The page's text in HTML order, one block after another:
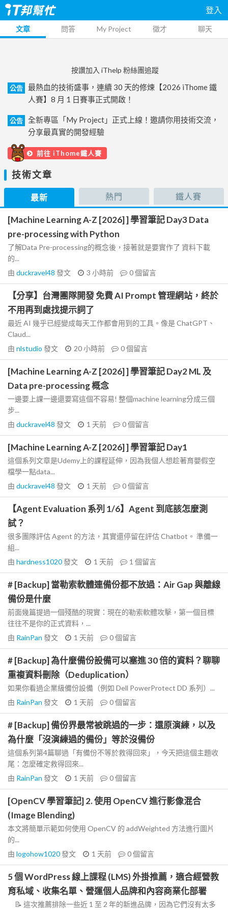
登入
文章 問答 My Project 徵才 聊天
按讚加入 iThelp 粉絲團追蹤
公告
最熱血的技術盛事，連續 30 天的修煉【2026 iThome 鐵
人賽】8 月 1 日賽事正式開啟！
公告
全新專區「My Project」正式上線！邀請你用技術交流，
分享最真實的開發經驗
前往 iThome鐵人賽
技術文章
最新 熱門 鐵人賽
[Machine Learning A-Z [2026] ] 學習筆記 Day3 Data
pre-processing with Python
了解Data Pre-processing的概念後，接著就是要實作了 資料下載
的...
由 duckravel48 發文 3 小時前 0個留言
【分享】台灣團隊開發 免費 AI Prompt 管理網站，終於
不用再到處找提示詞了
最近 AI 幾乎已經變成每天工作都會用到的工具。像是 ChatGPT、
Claud...
由 nlstudio 發文 20 小時前 0個留言
[Machine Learning A-Z [2026] ] 學習筆記 Day2 ML 及
Data pre-processing 概念
一邊要上課一邊還要寫這個不容易! 整個machine learning分成三個
步...
由 duckravel48 發文 1 天前 0個留言
[Machine Learning A-Z [2026] ] 學習筆記 Day1
這個系列文章是Udemy上的課程延伸，因為我個人想趁著育嬰假空
檔學一點data...
由 duckravel48 發文 1 天前 0個留言
【Agent Evaluation 系列 1/6】Agent 到底該怎麼測
試？
很多團隊評估 Agent 的方法，其實還停留在評估 Chatbot。 準備一
組...
由 hardness1020發文 1 天前 1 個留言
# [Backup] 當勒索軟體連備份都不放過：Air Gap 與離線
備份是什麼
前面幾篇提過一個殘酷的現實：現在的勒索軟體攻擊，第一個目標
往往不是你的正式資料，...
由 RainPan 發文 1 天前 0個留言
# [Backup] 為什麼備份設備可以塞進 30 倍的資料？聊聊
重複資料刪除（Deduplication）
如果你看過企業級備份設備（例如 Dell PowerProtect DD 系列）...
由 RainPan 發文 1 天前 0個留言
# [Backup] 備份界最常被跳過的一步：還原演練，以及
為什麼「沒演練過的備份」等於沒備份
這個系列第4篇聊過「有備份不等於救得回來」，今天把這個主題收
尾：怎麼確定救得回來...
由 RainPan 發文 1 天前 0個留言
[OpenCV 學習筆記] 2. 使用 OpenCV 進行影像混合
(Image Blending)
本文將簡單示範如何使用 OpenCV 的 addWeighted 方法進行圖片
的...
由 logohow1020發文 1 天前 0個留言
5 個 WordPress 線上課程 (LMS) 外掛推薦，適合經營教
育私域、收集名單、營運個人品牌和內容商業化部署
📝 這次推薦排除一些近 1 至 2 年的新進品牌，因為它們沒有太多